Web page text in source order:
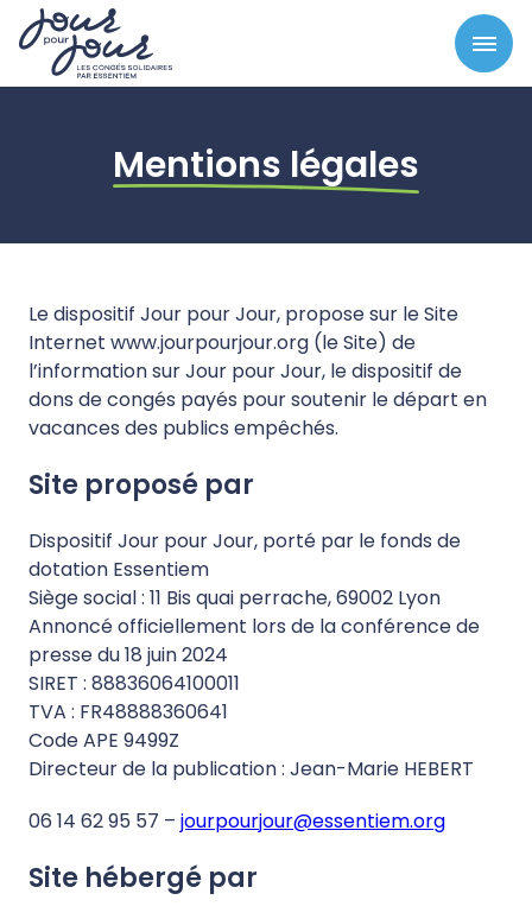
Panneau de gestion des cookies
Mentions légales
Le dispositif Jour pour Jour, propose sur le Site
Internet www.jourpourjour.org (le Site) de
l’information sur Jour pour Jour, le dispositif de
dons de congés payés pour soutenir le départ en
vacances des publics empêchés.
Site proposé par
Dispositif Jour pour Jour, porté par le fonds de
dotation Essentiem
Siège social : 11 Bis quai perrache, 69002 Lyon
Annoncé officiellement lors de la conférence de
presse du 18 juin 2024
SIRET : 88836064100011
TVA : FR48888360641
Code APE 9499Z
Directeur de la publication : Jean-Marie HEBERT
06 14 62 95 57 – jourpourjour@essentiem.org
Site hébergé par